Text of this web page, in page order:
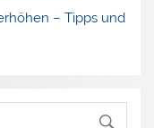
– Tipps und